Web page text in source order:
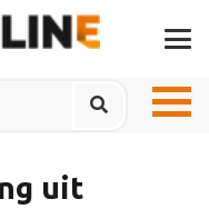
uit